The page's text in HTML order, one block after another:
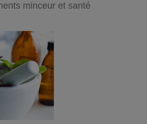
minceur et santé